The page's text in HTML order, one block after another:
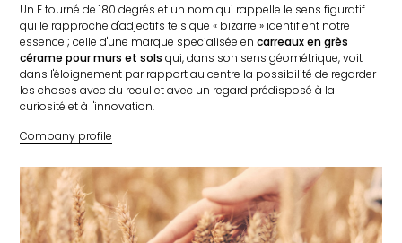
Un E tourné de 180 degrés et un nom qui rappelle le sens figuratif
qui le rapproche d'adjectifs tels que « bizarre » identifient notre
essence ; celle d'une marque specialisée encarreaux en grès
cérame pour murs et sols qui, dans son sens géométrique, voit
dans l'éloignement par rapport au centre la possibilité de regarder
les choses avec du recul et avec un regard prédisposé à la
curiosité et à l'innovation.
Company profile